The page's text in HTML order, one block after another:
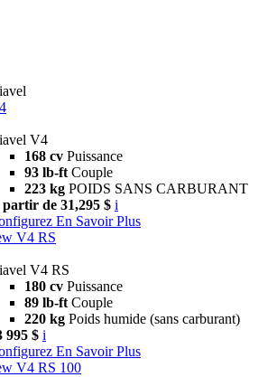
V4
168 cv Puissance
93 lb-ft Couple
223 kg POIDS SANS CARBURANT
de 31,295 $ i
En Savoir Plus
V4 RS
V4 RS
180 cv Puissance
89 lb-ft Couple
220 kg Poids humide (sans carburant)
995 $ i
En Savoir Plus
V4 RS 100